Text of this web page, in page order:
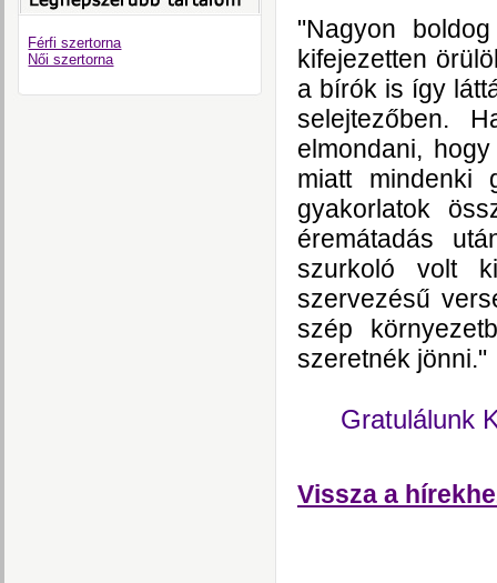
Férfi szertorna
Női szertorna
"Nagyon
kifejezetten
a bírók is így
selejtezőben.
elmondani,
miatt mindenki
gyakorlatok
éremátadás
szurkoló volt
szervezésű
szép
szeretnék jönni."
Gratulálunk
Vissza a